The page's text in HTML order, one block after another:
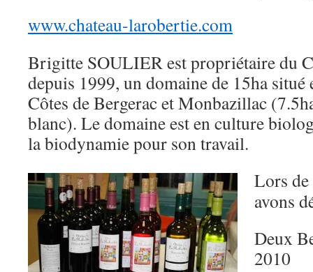
www.chateau-larobertie.com
Brigitte SOULIER est propriétaire du
depuis 1999, un domaine de 15ha situé
Côtes de Bergerac et Monbazillac
blanc). Le domaine est en culture
la biodynamie pour son travail.
Lors de
avons
Deux
2010